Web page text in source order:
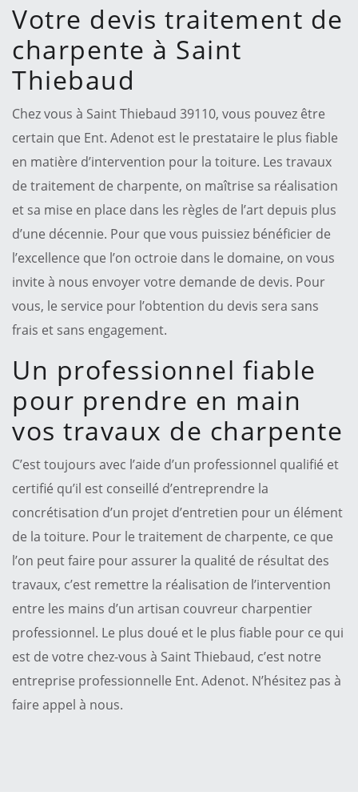
Votre devis traitement de
charpente à Saint
Thiebaud
Chez vous à Saint Thiebaud 39110, vous pouvez être
certain que Ent. Adenot est le prestataire le plus fiable
en matière d’intervention pour la toiture. Les travaux
de traitement de charpente, on maîtrise sa réalisation
et sa mise en place dans les règles de l’art depuis plus
d’une décennie. Pour que vous puissiez bénéficier de
l’excellence que l’on octroie dans le domaine, on vous
invite à nous envoyer votre demande de devis. Pour
vous, le service pour l’obtention du devis sera sans
frais et sans engagement.
Un professionnel fiable
pour prendre en main
vos travaux de charpente
C’est toujours avec l’aide d’un professionnel qualifié et
certifié qu’il est conseillé d’entreprendre la
concrétisation d’un projet d’entretien pour un élément
de la toiture. Pour le traitement de charpente, ce que
l’on peut faire pour assurer la qualité de résultat des
travaux, c’est remettre la réalisation de l’intervention
entre les mains d’un artisan couvreur charpentier
professionnel. Le plus doué et le plus fiable pour ce qui
est de votre chez-vous à Saint Thiebaud, c’est notre
entreprise professionnelle Ent. Adenot. N’hésitez pas à
faire appel à nous.